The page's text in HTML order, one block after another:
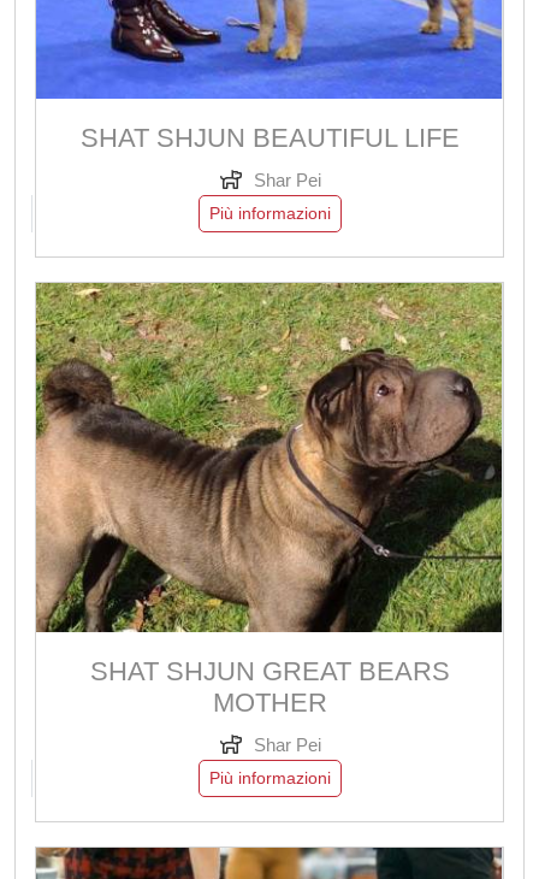
SHAT SHJUN BEAUTIFUL LIFE
Shar Pei
Più informazioni
SHAT SHJUN GREAT BEARS
MOTHER
Shar Pei
Più informazioni